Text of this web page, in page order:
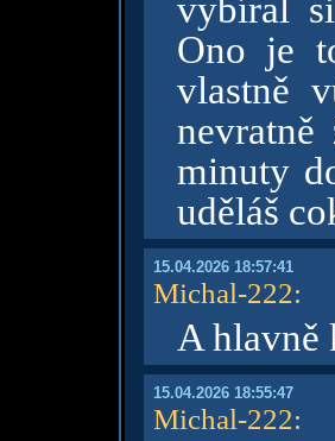
vybíral
Ono je
vlastně
minuty
uděláš
15.04.2026 18:57:41
Michal-222:
A hlavně
15.04.2026 18:55:47
Michal-222: